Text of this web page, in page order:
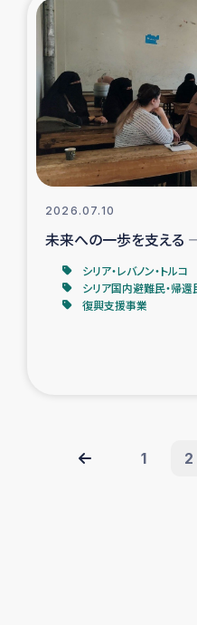
2026.07.10
未来への一歩を支える
シリア・レバノン・トルコ
シリア国内避難民・帰
復興支援事業
1 2